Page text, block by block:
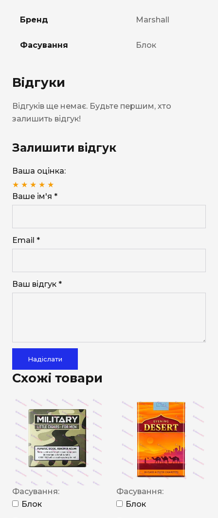
Бренд Marshall
Фасування Блок
Відгуки
Відгуків ще немає. Будьте першим, хто
залишить відгук!
Залишити відгук
Ваша оцінка:
★ ★ ★ ★ ★
Ваше ім'я *
Email *
Ваш відгук *
Надіслати
Схожі товари
Фасування:
Блок
Фасування:
Блок